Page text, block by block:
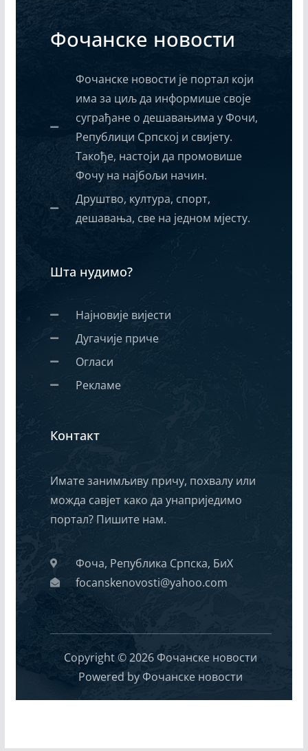
Фочанске новости
Фочанске новости је портал који
има за циљ да информише своје
суграђане о дешавањима у Фочи,
Републици Српској и свијету.
Такође, настоји да промовише
Фочу на најбољи начин.
Друштво, култура, спорт,
дешавања, све на једном мјесту.
Шта нудимо?
Најновије вијести
Дугачије приче
Огласи
Рекламе
Контакт
Имате занимљиву причу, похвалу или
можда савјет како да унаприједимо
портал? Пишите нам.
Фоча, Република Српска, БиХ
focanskenovosti@yahoo.com
Copyright © 2026 Фочанске новости
Powered by Фочанске новости